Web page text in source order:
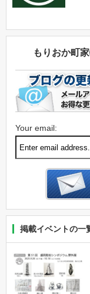
もりおか町
Your email:
掲載イベントの一